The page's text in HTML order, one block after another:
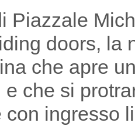
Piazzale
doors, la
che apre
che si
con ingresso